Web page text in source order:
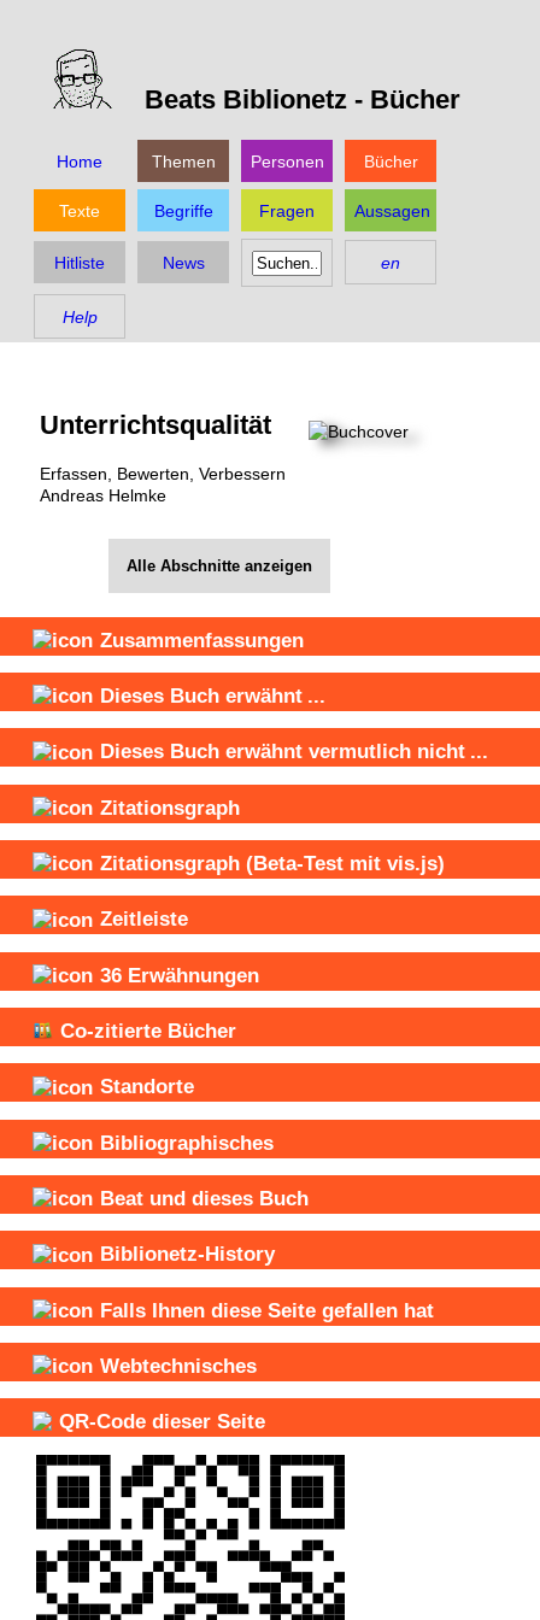
Beats Biblionetz - Bücher
Home Themen Personen Bücher
Texte Begriffe Fragen Aussagen
Hitliste News en
Help
Unterrichtsqualität
Erfassen, Bewerten, Verbessern
Andreas Helmke
Alle Abschnitte anzeigen
Zusammenfassungen
Dieses Buch erwähnt ...
Dieses Buch erwähnt vermutlich nicht ...
Zitationsgraph
Zitationsgraph (Beta-Test mit vis.js)
Zeitleiste
36 Erwähnungen
Co-zitierte Bücher
Standorte
Bibliographisches
Beat und dieses Buch
Biblionetz-History
Falls Ihnen diese Seite gefallen hat
Webtechnisches
QR-Code dieser Seite